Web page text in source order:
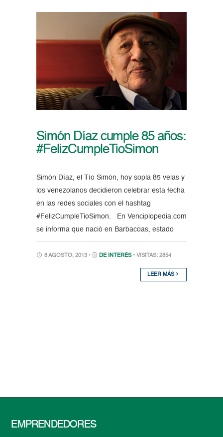
Simón Díaz cumple 85 años:
#FelizCumpleTioSimon
Simón Díaz, el Tío Simón, hoy sopla 85 velas y
los venezolanos decidieron celebrar esta fecha
en las redes sociales con el hashtag
#FelizCumpleTioSimon. En Venciplopedia.com
se informa que nació en Barbacoas, estado
8 AGOSTO, 2013 • DE INTERÉS • VISITAS: 2854
LEER MÁS
EMPRENDEDORES